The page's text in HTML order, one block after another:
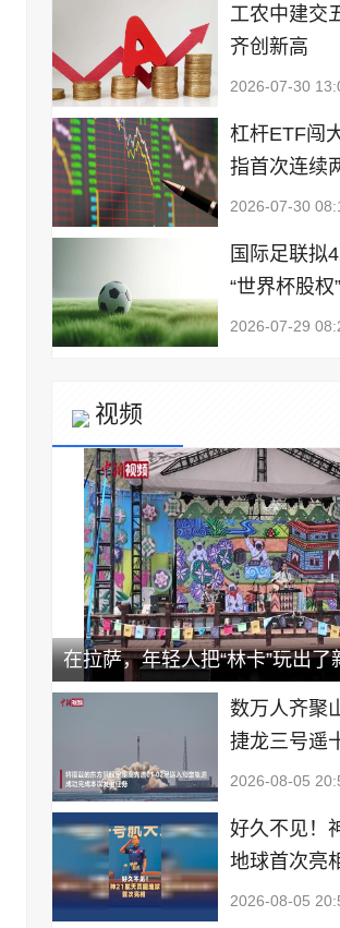
工农中建交
齐创新高
2026-07-30
杠杆ETF闯
指首次连续
2026-07-30
国际足联拟
“世界杯股权
2026-07-29
视频
在拉萨，年轻人把“林卡”玩出了
数万人齐聚
捷龙三号遥
2026-08-05
好久不见！
地球首次亮
2026-08-05